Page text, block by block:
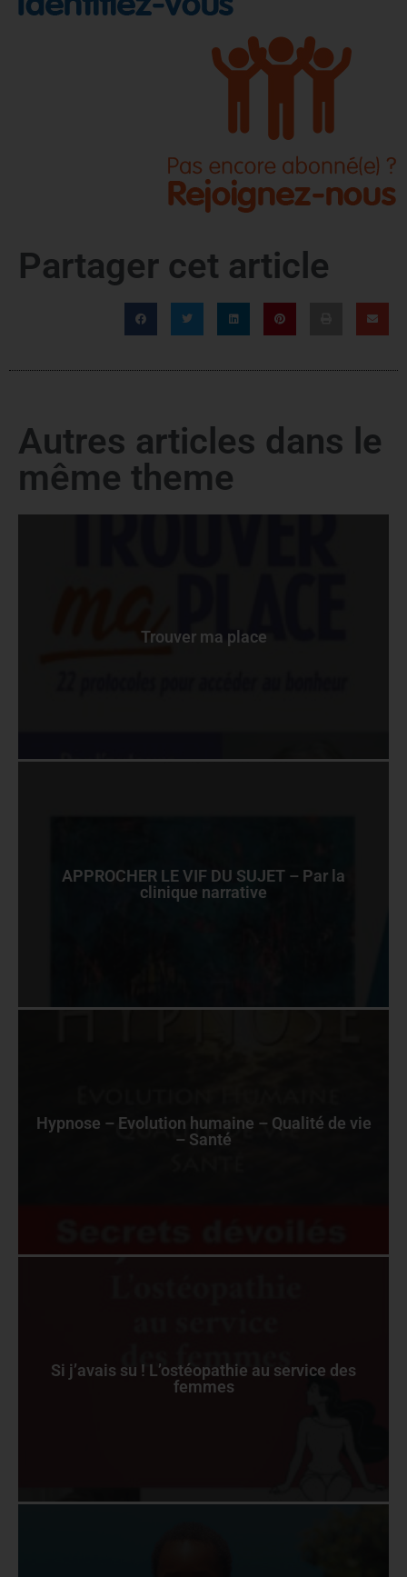
Partager cet article
Autres articles dans le
même theme
Trouver ma place
APPROCHER LE VIF DU SUJET – Par la
clinique narrative
Hypnose – Evolution humaine – Qualité de vie
– Santé
Si j’avais su ! L’ostéopathie au service des
femmes